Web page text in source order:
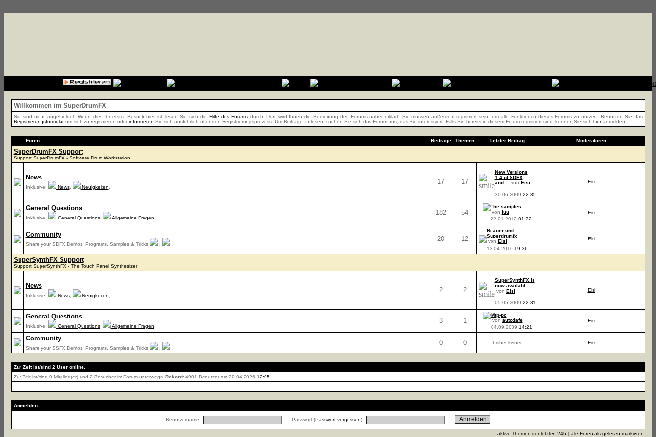
Willkommen im SuperDrumFX
Sie sind nicht angemeldet. Wenn dies Ihr erster Besuch hier ist, lesen Sie sich die Hilfe des Forums durch. Dort wird Ihnen die Bedienung des Forums näher erklärt. Sie müssen außerdem registriert sein, um alle Funktionen dieses Forums zu nutzen. Benutzen Sie das
Registrierungsformularum sich zu registrieren oder informieren Sie sich ausführlich über den Registrierungsprozess. Um Beiträge zu lesen, suchen Sie sich das Forum aus, das Sie interessiert. Falls Sie bereits in diesem Forum registriert sind, können Sie sich hieranmelden.
Foren Beiträge Themen Letzter Beitrag Moderatoren
SuperDrumFX Support
Support SuperDrumFX - Software Drum Workstation
News
Inklusive: News, Neuigkeiten
17 17
New Versions
1.4 of SDFX
and...
von Eisi
30.06.2009 22:35
Eisi
General Questions
Inklusive: General Questions, Allgemeine Fragen
182 54
The samples
von luu
22.01.2012 01:32
Eisi
Community
Share your SDFX Demos, Programs, Samples & Tricks |
20 12
Reaoer und
Superdrumfx
von Eisi
13.04.2010 19:36
Eisi
SuperSynthFX Support
Support SuperSynthFX - The Touch Panel Synthesizer
News
Inklusive: News, Neuigkeiten
2 2
SuperSynthFX is
now availabl...
von Eisi
05.05.2009 22:31
Eisi
General Questions
Inklusive: General Questions, Allgemeine Fragen
3 1
Mtp-pc
von autodafe
04.09.2009 14:21
Eisi
Community
Share your SSFX Demos, Programs, Samples & Tricks |
0 0 bisher keiner Eisi
Zur Zeit ist/sind 2 User online.
Zur Zeit ist/sind 0 Mitglied(er) und 2 Besucher im Forum unterwegs. Rekord:4901 Benutzer am 30.04.2026 12:05.
Anmelden
Benutzername: Passwort (Passwort vergessen):
aktive Themen der letzten 24h | alle Foren als gelesen markieren